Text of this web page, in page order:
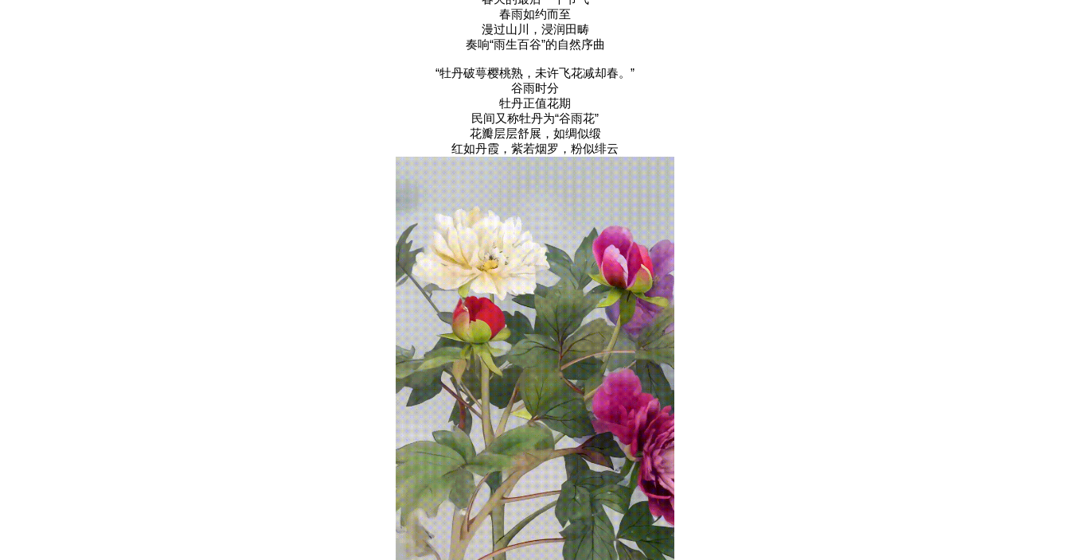
春雨如约而至
漫过山川，浸润田畴
奏响“雨生百谷”的自然序曲
“牡丹破萼樱桃熟，未许飞花减却春。”
谷雨时分
牡丹正值花期
民间又称牡丹为“谷雨花”
花瓣层层舒展，如绸似缎
红如丹霞，紫若烟罗，粉似绯云